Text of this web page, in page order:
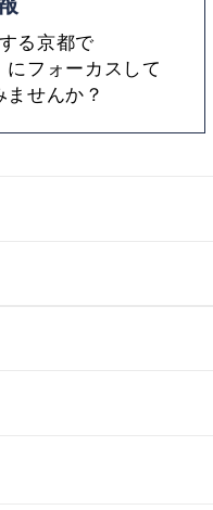
る京都で
にフォーカスして
せんか？